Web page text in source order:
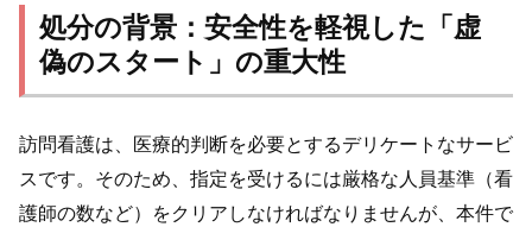
処分の背景：安全性を軽視した「虚
偽のスタート」の重大性
訪問看護は、医療的判断を必要とするデリケートなサービ
スです。そのため、指定を受けるには厳格な人員基準（看
護師の数など）をクリアしなければなりませんが、本件で